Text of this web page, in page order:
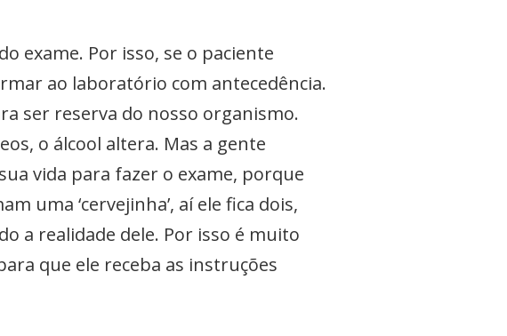
exame. Por isso, se o paciente
ao laboratório com antecedência.
ser reserva do nosso organismo.
o álcool altera. Mas a gente
vida para fazer o exame, porque
uma ‘cervejinha’, aí ele fica dois,
a realidade dele. Por isso é muito
que ele receba as instruções